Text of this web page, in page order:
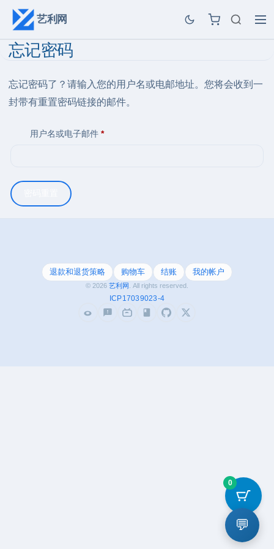
艺利网
忘记密码
忘记密码了？请输入您的用户名或电邮地址。您将会收到一
封带有重置密码链接的邮件。
用户名或电子邮件 *
退款和退货策略 购物车 结账 我的帐户
© 2026 艺利网 . All rights reserved.
ICP17039023-4
0
💬